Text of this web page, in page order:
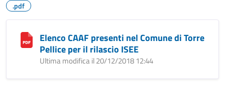
.pdf
Elenco CAAF presenti nel Comune di Torre
Pellice per il rilascio ISEE
Ultima modifica il 20/12/2018 12:44